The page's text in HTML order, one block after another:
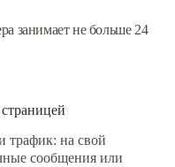
занимает не больше 24
трафик: на свой
сообщения или